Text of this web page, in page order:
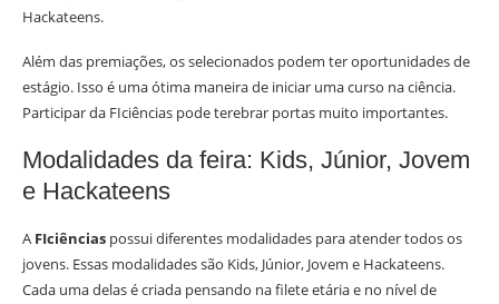
Hackateens.
Além das premiações, os selecionados podem ter oportunidades de
estágio. Isso é uma ótima maneira de iniciar uma curso na ciência.
Participar da FIciências pode terebrar portas muito importantes.
Modalidades da feira: Kids, Júnior, Jovem
e Hackateens
A FIciências possui diferentes modalidades para atender todos os
jovens. Essas modalidades são Kids, Júnior, Jovem e Hackateens.
Cada uma delas é criada pensando na filete etária e no nível de